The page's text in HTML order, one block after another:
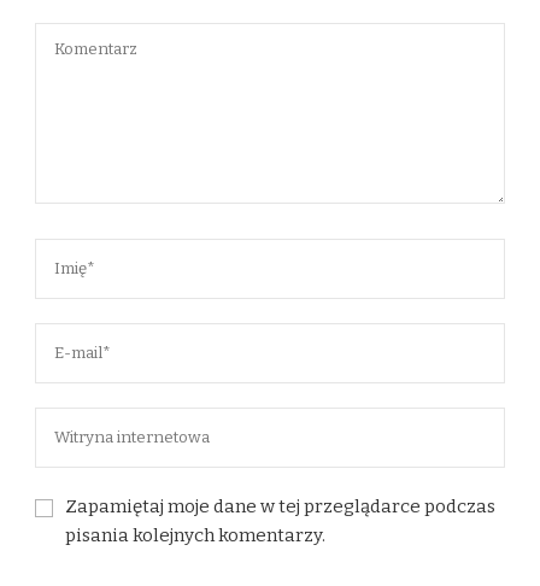
Zapamiętaj moje dane w tej przeglądarce podczas
pisania kolejnych komentarzy.